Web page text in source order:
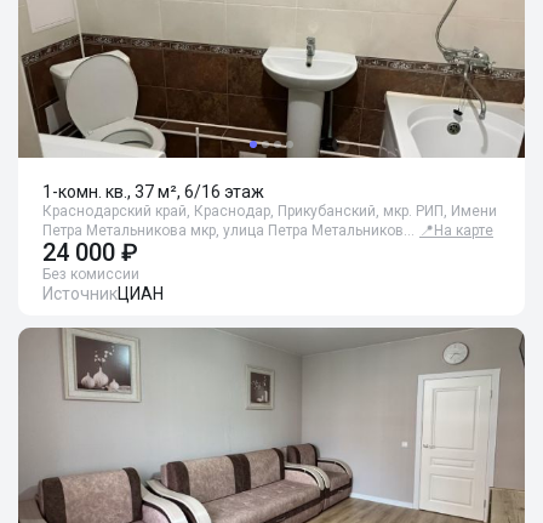
1-комн. кв., 37 м², 6/16 этаж
Краснодарский край, Краснодар, Прикубанский, мкр. РИП, Имени
Петра Метальникова мкр, улица Петра Метальников… 📍 На карте
24 000 ₽
Без комиссии
ИсточникЦИАН